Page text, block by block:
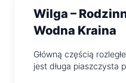
Wilga –
Wodna Kraina
Główną częścią
jest długa piaszczysta